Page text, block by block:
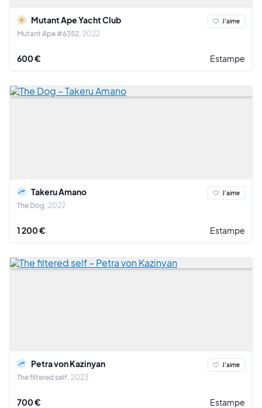
Mutant Ape Yacht Club
Mutant Ape #6352 2022
J'aime
600 € Estampe
Takeru Amano
The Dog 2022
J'aime
1 200 € Estampe
Petra von Kazinyan
The filtered self 2023
J'aime
700 € Estampe